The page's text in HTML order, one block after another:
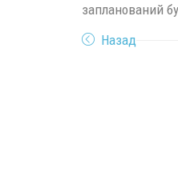
запланований
Назад